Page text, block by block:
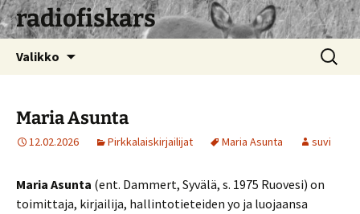
radiofiskars
Valikko Haku:
Maria Asunta
12.02.2026 Pirkkalaiskirjailijat Maria Asunta suvi
Maria Asunta (ent. Dammert, Syvälä, s. 1975 Ruovesi) on
toimittaja, kirjailija, hallintotieteiden yo ja luojaansa